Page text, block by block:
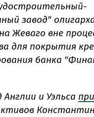
завод"
Жеваго вне
для покрытия
банка
и Уэльса